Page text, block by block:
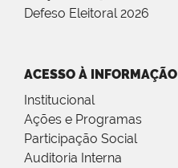
Defeso Eleitoral 2026
ACESSO À INFORMAÇÃO
Institucional
Ações e Programas
Participação Social
Auditoria Interna